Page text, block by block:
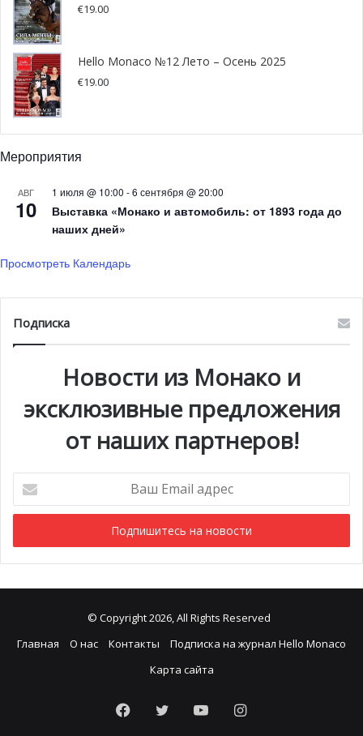
€19.00
Hello Monaco №12 Лето – Осень 2025
€19.00
Мероприятия
АВГ
10
1 июля @ 10:00 -6 сентября @ 20:00
Выставка «Монако и автомобиль: от 1893 года до
наших дней»
Просмотреть Календарь
Подписка
Новости из Монако и
эксклюзивные предложения
от наших партнеров!
Email
адрес
© Copyright 2026, All Rights Reserved
Главная
О нас Контакты
Подписка на журнал Hello Monaco
Карта сайта
Facebook
TwitterYouTubeInstagram